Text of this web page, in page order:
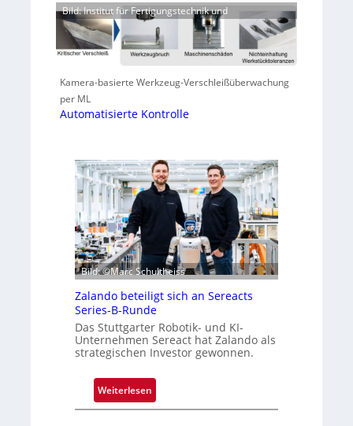
Bild: Institut für Fertigungstechnik und
Kamera-basierte Werkzeug-Verschleißüberwachung
per ML
Automatisierte Kontrolle
Bild: ©Marc Schultheiss
Zalando beteiligt sich an Sereacts
Series-B-Runde
Das Stuttgarter Robotik- und KI-
Unternehmen Sereact hat Zalando als
strategischen Investor gewonnen.
Weiterlesen:
Z